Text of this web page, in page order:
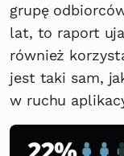
grupę
lat, to raport
również
jest taki sam,
w ruchu